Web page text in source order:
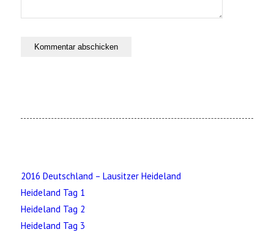
2016 Deutschland – Lausitzer Heideland
Heideland Tag 1
Heideland Tag 2
Heideland Tag 3